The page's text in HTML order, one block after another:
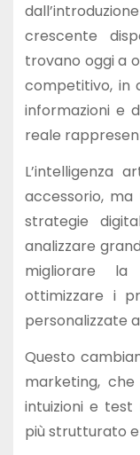
crescente
trovano oggi a
competitivo, in
informazioni e
reale
L’intelligenza
accessorio,
strategie
analizzare
migliorare la
ottimizzare i
personalizzate
Questo
marketing,
intuizioni e
più strutturato